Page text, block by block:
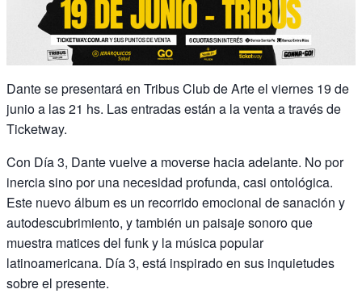
Dante se presentará en Tribus Club de Arte el viernes 19 de
junio a las 21 hs. Las entradas están a la venta a través de
Ticketway.
Con Día 3, Dante vuelve a moverse hacia adelante. No por
inercia sino por una necesidad profunda, casi ontológica.
Este nuevo álbum es un recorrido emocional de sanación y
autodescubrimiento, y también un paisaje sonoro que
muestra matices del funk y la música popular
latinoamericana. Día 3, está inspirado en sus inquietudes
sobre el presente.